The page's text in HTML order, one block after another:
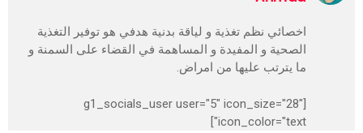
اخصائي نظم تغذية و لياقة بدنية هدفي هو توفير التغذية
الصحية و المفيدة و المساهمة في القضاء على السمنة و
ما يترتب عليها من امراض.
[g1_socials_user user="5" icon_size="28"
icon_color="text"]